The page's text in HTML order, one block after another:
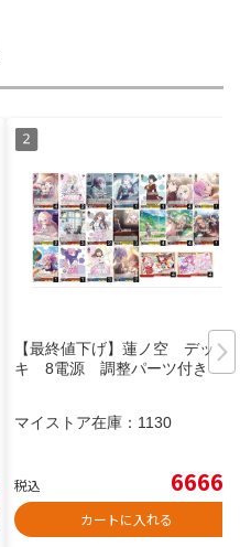
【最終値下げ】蓮ノ空 デッ
キ 8電源 調整パーツ付き
マイストア在庫： 1130
税込 6666
カートに入れる